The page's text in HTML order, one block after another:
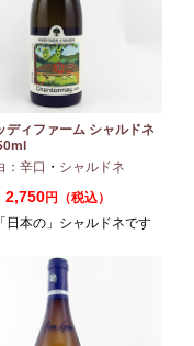
ディファーム シャルドネ
：辛口 ・ シャルドネ
2,750円（税込）
日本の」シャルドネです